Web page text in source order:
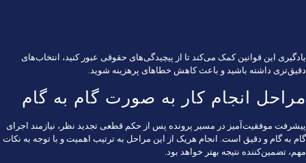
یادگیری این قوانین کمک می‌کند تا از پیچیدگی‌های حقوقی عبور کنید، انتخاب‌های
دقیق‌تری داشته باشید و باعث کاهش خطاهای پرهزینه شوید.
مراحل انجام کار به صورت گام به گام
پیشرفت موفقیت‌آمیز در مسیر پرونده پس از حکم قطعی تجدید نظر، نیازمند اجرای
گام به گام و دقیق است. انجام هریک از این مراحل به ترتیب اهمیت و با توجه به نکات
مهم، تضمین‌کننده نتیجه بهتر خواهد بود.